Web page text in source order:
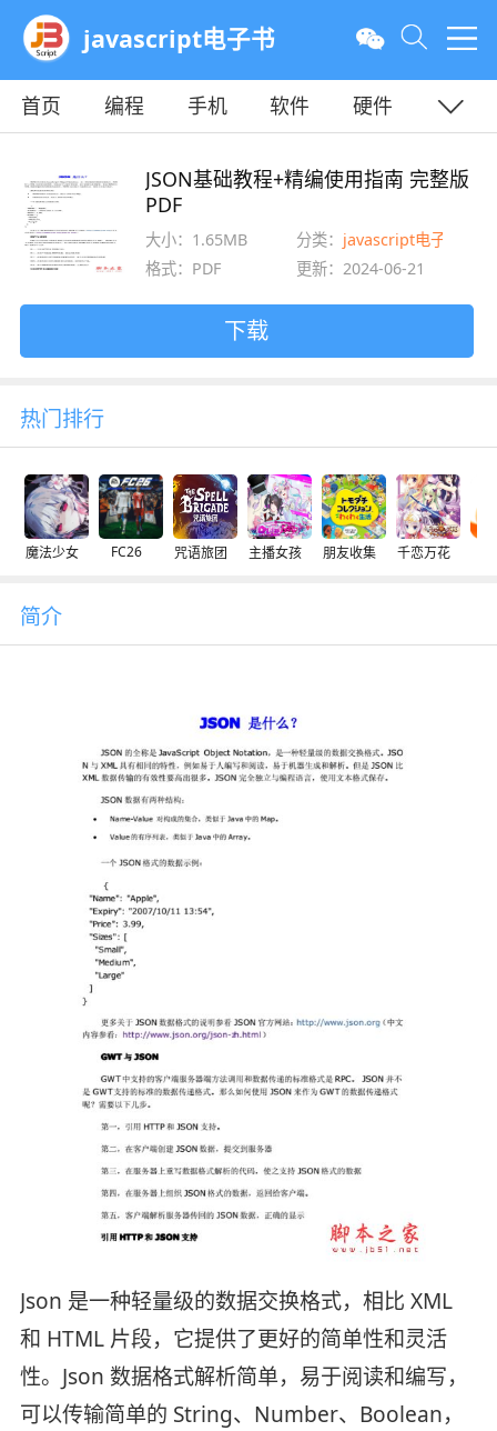
javascript电子书
首页 编程 手机 软件
硬件
JSON基础教程+精编使用指南 完整版
PDF
大小：1.65MB 分类： javascript电子书
格式：PDF
更新：2024-06-21
下载
热门排行
魔法少女 FC26 咒语旅团 主播女孩 朋友收集 千恋万花
简介
Json 是一种轻量级的数据交换格式，相比 XML
和 HTML 片段，它提供了更好的简单性和灵活
性。Json 数据格式解析简单，易于阅读和编写，
可以传输简单的 String、Number、Boolean，